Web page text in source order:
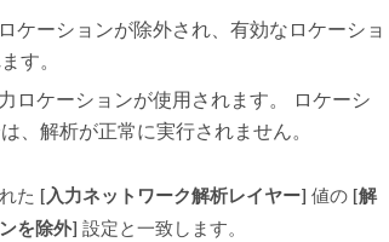
ケーションが除外され、有効なロケーショ
す。
ロケーションが使用されます。 ロケーシ
、解析が正常に実行されません。
た [入力ネットワーク解析レイヤー] 値の [解
を除外] 設定と一致します。